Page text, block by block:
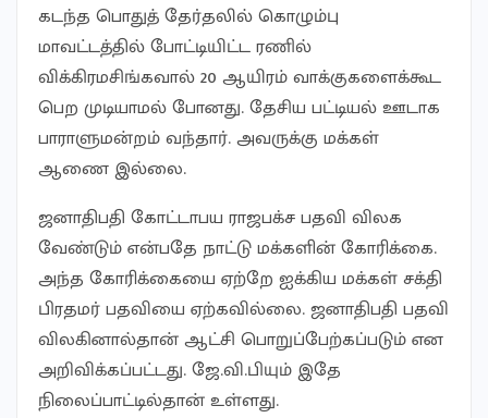
கடந்த பொதுத் தேர்தலில் கொழும்பு
மாவட்டத்தில் போட்டியிட்ட ரணில்
விக்கிரமசிங்கவால் 20 ஆயிரம் வாக்குகளைக்கூட
பெற முடியாமல் போனது. தேசிய பட்டியல் ஊடாக
பாராளுமன்றம் வந்தார். அவருக்கு மக்கள்
ஆணை இல்லை.
ஜனாதிபதி கோட்டாபய ராஜபக்ச பதவி விலக
வேண்டும் என்பதே நாட்டு மக்களின் கோரிக்கை.
அந்த கோரிக்கையை ஏற்றே ஐக்கிய மக்கள் சக்தி
பிரதமர் பதவியை ஏற்கவில்லை. ஜனாதிபதி பதவி
விலகினால்தான் ஆட்சி பொறுப்பேற்கப்படும் என
அறிவிக்கப்பட்டது. ஜே.வி.பியும் இதே
நிலைப்பாட்டில்தான் உள்ளது.